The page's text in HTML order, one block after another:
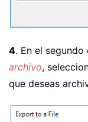
4. En el
archivo,
que deseas